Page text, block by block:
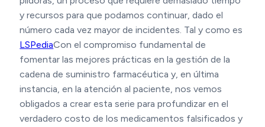
y recursos para que podamos continuar, dado el
número cada vez mayor de incidentes. Tal y como es
LSPediaCon el compromiso fundamental de
fomentar las mejores prácticas en la gestión de la
cadena de suministro farmacéutica y, en última
instancia, en la atención al paciente, nos vemos
obligados a crear esta serie para profundizar en el
verdadero costo de los medicamentos falsificados y